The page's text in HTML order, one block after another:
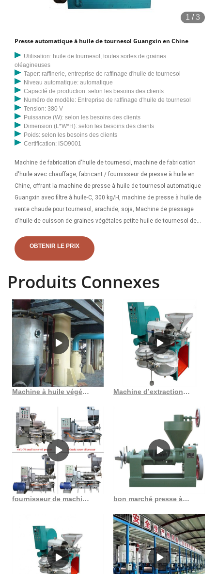
1 /3
Presse automatique à huile de tournesol Guangxin en Chine
Utilisation: huile de tournesol, toutes sortes de graines
oléagineuses
Taper: raffinerie, entreprise de raffinage d'huile de tournesol
Niveau automatique: automatique
Capacité de production: selon les besoins des clients
Numéro de modèle: Entreprise de raffinage d'huile de tournesol
Tension: 380 V
Puissance (W): selon les besoins des clients
Dimension (L*W*H): selon les besoins des clients
Poids: selon les besoins des clients
Certification: ISO9001
Machine de fabrication d'huile de tournesol, machine de fabrication
d'huile avec chauffage, fabricant / fournisseur de presse à huile en
Chine, offrant la machine de presse à huile de tournesol automatique
Guangxin avec filtre à huile-C, 300 kg/H, machine de presse à huile de
vente chaude pour tournesol, arachide, soja, Machine de pressage
d'huile de cuisson de graines végétales petite huile de tournesol de
des produits d'huile de tournesol 2023 auprès de fabricants et de
fournisseurs vérifiés d'huile de tournesol de Chine fabriqués en
OBTENIR LE PRIX
Produits Connexes
Machine à huile végétale la plus vendue, vue sur la fabrication d’huile au Togo Machine d’extraction d’huile de basilic à haute efficacité gzs17s3 au Burkina Faso
fournisseur de machines d’usine de moulin à huile expulseurs d’huile raffinerie de moulin à huile bon marché presse à huile sacha inchi 2023 nouvel achat sacha en Côte d’Ivoire